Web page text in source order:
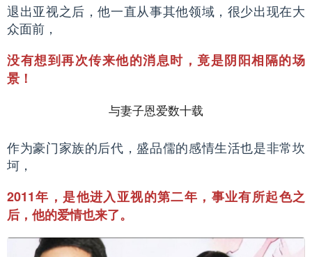
退出亚视之后，他一直从事其他领域，很少出现在大
众面前，
没有想到再次传来他的消息时，竟是阴阳相隔的场
景！
与妻子恩爱数十载
作为豪门家族的后代，盛品儒的感情生活也是非常坎
坷，
2011年，是他进入亚视的第二年，事业有所起色之
后，他的爱情也来了。